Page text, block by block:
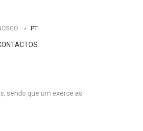
PT
sendo que um exerce as